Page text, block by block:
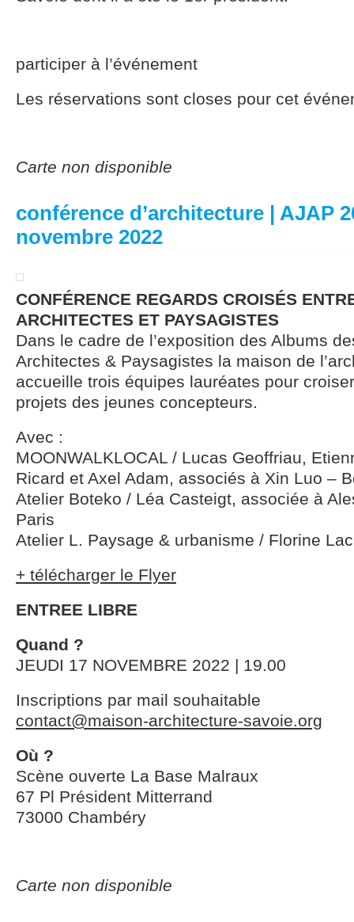
participer à l’événement
Les réservations sont closes pour cet
Carte non disponible
conférence d’architecture | AJAP
novembre 2022
CONFÉRENCE REGARDS CROISÉS
ARCHITECTES ET PAYSAGISTES
Dans le cadre de l’exposition des Albums
Architectes & Paysagistes la maison de
accueille trois équipes lauréates pour
projets des jeunes concepteurs.
Avec :
MOONWALKLOCAL / Lucas Geoffriau,
Ricard et Axel Adam, associés à Xin Luo –
Atelier Boteko / Léa Casteigt, associée à
Paris
Atelier L. Paysage & urbanisme / Florine
+ télécharger le Flyer
ENTREE LIBRE
Quand ?
JEUDI 17 NOVEMBRE 2022 | 19.00
Inscriptions par mail souhaitable
contact@maison-architecture-savoie.org
Où ?
Scène ouverte La Base Malraux
67 Pl Président Mitterrand
73000 Chambéry
Carte non disponible